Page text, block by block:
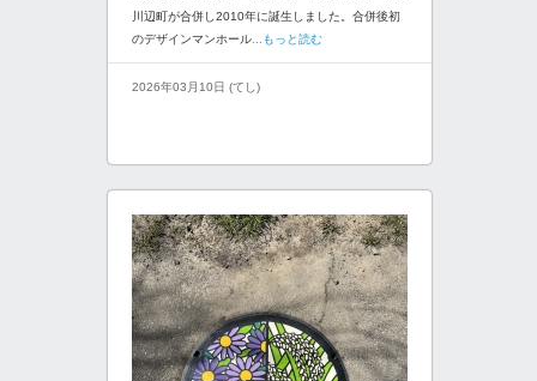
川辺町が合併し2010年に誕生しました。合併後初
のデザインマンホール ...もっと読む
2026年03月10日 (てし)